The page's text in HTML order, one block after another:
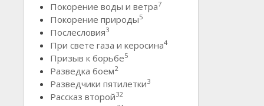
Покорение воды и ветра7
Покорение природы5
Послесловия3
При свете газа и керосина4
Призыв к борьбе5
Разведка боем2
Разведчики пятилетки3
Рассказ второй32